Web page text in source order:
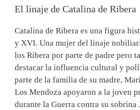
El linaje de Catalina de Ribera
Catalina de Ribera es una figura
y XVI. Una mujer del linaje
los Ribera por parte de padre pero
destacar la influencia cultural y
parte de la familia de su madre,
Los Mendoza apoyaron a la joven
durante la Guerra contra su sobrina